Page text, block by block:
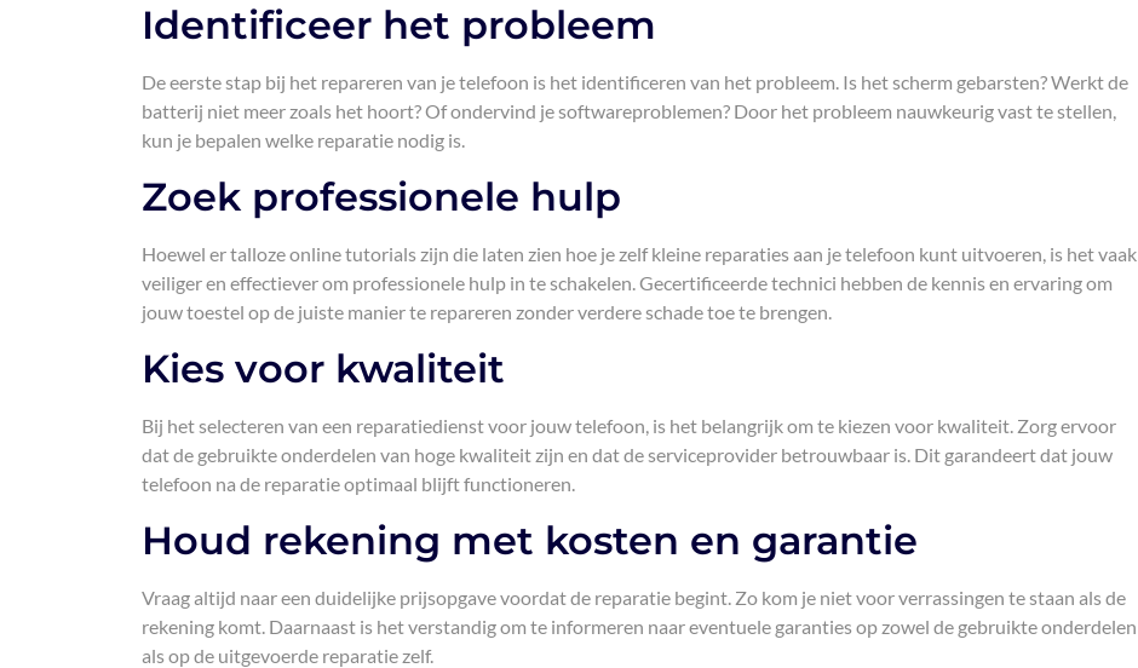
Identificeer het probleem
De eerste stap bij het repareren van je telefoon is het identificeren van het probleem. Is het scherm gebarsten? Werkt de
batterij niet meer zoals het hoort? Of ondervind je softwareproblemen? Door het probleem nauwkeurig vast te stellen,
kun je bepalen welke reparatie nodig is.
Zoek professionele hulp
Hoewel er talloze online tutorials zijn die laten zien hoe je zelf kleine reparaties aan je telefoon kunt uitvoeren, is het vaak
veiliger en effectiever om professionele hulp in te schakelen. Gecertificeerde technici hebben de kennis en ervaring om
jouw toestel op de juiste manier te repareren zonder verdere schade toe te brengen.
Kies voor kwaliteit
Bij het selecteren van een reparatiedienst voor jouw telefoon, is het belangrijk om te kiezen voor kwaliteit. Zorg ervoor
dat de gebruikte onderdelen van hoge kwaliteit zijn en dat de serviceprovider betrouwbaar is. Dit garandeert dat jouw
telefoon na de reparatie optimaal blijft functioneren.
Houd rekening met kosten en garantie
Vraag altijd naar een duidelijke prijsopgave voordat de reparatie begint. Zo kom je niet voor verrassingen te staan als de
rekening komt. Daarnaast is het verstandig om te informeren naar eventuele garanties op zowel de gebruikte onderdelen
als op de uitgevoerde reparatie zelf.